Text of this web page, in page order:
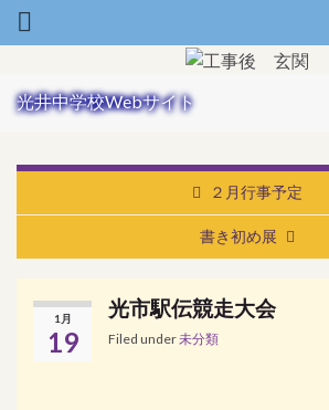
Search for:
光井中学校Webサイト
２月行事予定
書き初め展
1月
19
光市駅伝競走大会
Filed under未分類